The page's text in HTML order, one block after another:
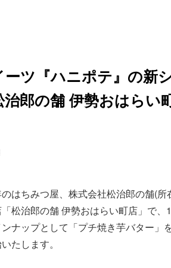
ーツ『ハニポテ』の新
治郎の舗 伊勢おはらい
はちみつ屋、株式会社松治郎の舗(
松治郎の舗 伊勢おはらい町店」で
ナップとして「プチ焼き芋バター
たします。